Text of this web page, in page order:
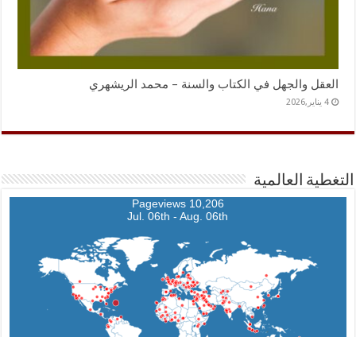
العقل والجهل في الكتاب والسنة – محمد الريشهري
4 يناير,2026
التغطية العالمية
10,206 Pageviews
Jul. 06th - Aug. 06th